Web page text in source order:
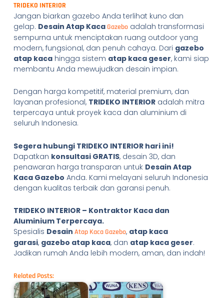
TRIDEKO INTERIOR
Jangan biarkan gazebo Anda terlihat kuno dan
gelap. Desain Atap KacaGazeboadalah transformasi
sempurna untuk menciptakan ruang outdoor yang
modern, fungsional, dan penuh cahaya. Dari gazebo
atap kacahingga sistem atap kaca geser, kami siap
membantu Anda mewujudkan desain impian.
Dengan harga kompetitif, material premium, dan
layanan profesional, TRIDEKO INTERIORadalah mitra
terpercaya untuk proyek kaca dan aluminium di
seluruh Indonesia.
Segera hubungi TRIDEKO INTERIOR hari ini!
Dapatkan konsultasi GRATIS, desain 3D, dan
penawaran harga transparan untuk Desain Atap
Kaca Gazebo Anda. Kami melayani seluruh Indonesia
dengan kualitas terbaik dan garansi penuh.
TRIDEKO INTERIOR – Kontraktor Kaca dan
Aluminium Terpercaya.
Spesialis Desain Atap Kaca Gazebo, atap kaca
garasi, gazebo atap kaca, dan atap kaca geser.
Jadikan rumah Anda lebih modern, aman, dan indah!
Related Posts: